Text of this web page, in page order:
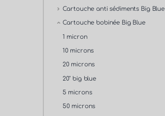
Cartouche anti sédiments Big Blue
Cartouche bobinée Big Blue
1 micron
10 microns
20 microns
20" big blue
5 microns
50 microns